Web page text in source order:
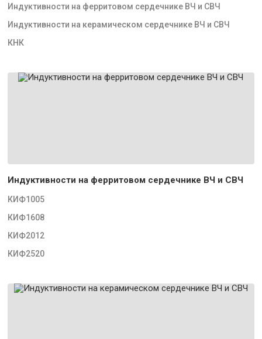
Индуктивности на ферритовом сердечнике ВЧ и СВЧ
Индуктивности на керамическом сердечнике ВЧ и СВЧ
КНК
Индуктивности на ферритовом сердечнике ВЧ и СВЧ
КИФ1005
КИФ1608
КИФ2012
КИФ2520